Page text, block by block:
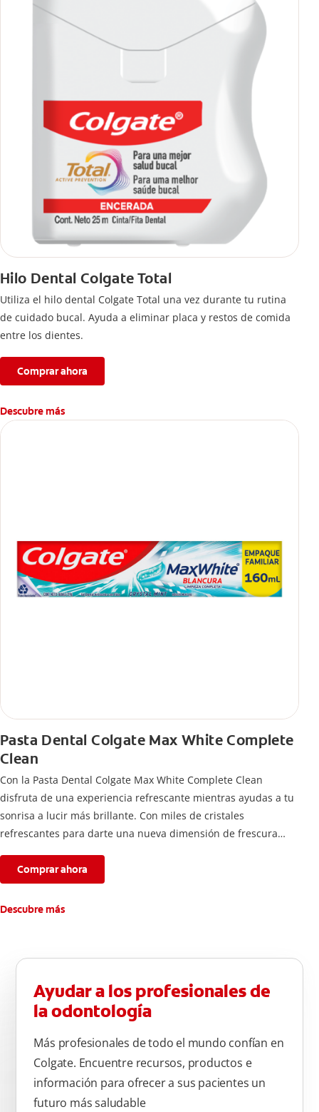
Hilo Dental Colgate Total
Utiliza el hilo dental Colgate Total una vez durante tu rutina
de cuidado bucal. Ayuda a eliminar placa y restos de comida
entre los dientes.
Comprar ahora
Descubre más
Pasta Dental Colgate Max White Complete
Clean
Con la Pasta Dental Colgate Max White Complete Clean
disfruta de una experiencia refrescante mientras ayudas a tu
sonrisa a lucir más brillante. Con miles de cristales
refrescantes para darte una nueva dimensión de frescura
Comprar ahora
Descubre más
Ayudar a los profesionales de
la odontología
Más profesionales de todo el mundo confían en
Colgate. Encuentre recursos, productos e
información para ofrecer a sus pacientes un
futuro más saludable